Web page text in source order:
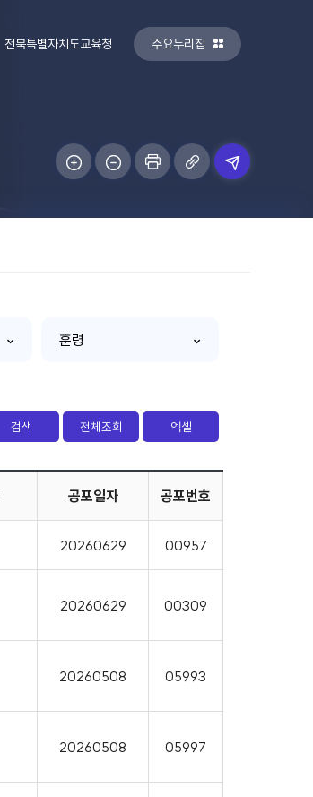
전북특별자치도교육청 주요누리집
훈령
공포일자 공포번호
20260629 00957
20260629 00309
20260508 05993
20260508 05997